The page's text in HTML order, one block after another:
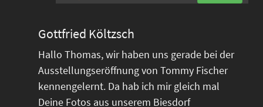
Gottfried Költzsch
Hallo Thomas, wir haben uns gerade bei der
Ausstellungseröffnung von Tommy Fischer
kennengelernt. Da hab ich mir gleich mal
Deine Fotos aus unserem Biesdorf